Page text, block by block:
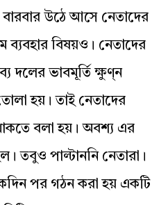
উঠে আসে নেতাদের
ব্যবহার বিষয়ও। নেতাদের
দলের ভাবমূর্তি ক্ষুণ্ন
হয়। তাই নেতাদের
বলা হয়। অবশ্য এর
তবুও পাল্টাননি নেতারা।
পর গঠন করা হয় একটি